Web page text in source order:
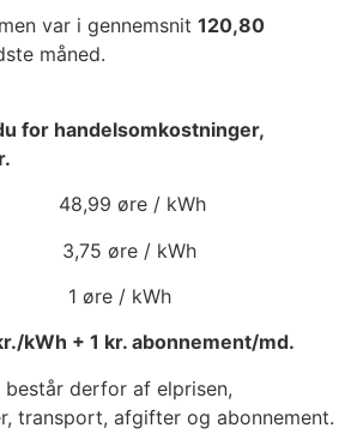
var i gennemsnit 120,80
måned.
for handelsomkostninger,
48,99 øre / kWh
3,75 øre / kWh
1 øre / kWh
kWh + 1 kr. abonnement/md.
består derfor af elprisen,
transport, afgifter og abonnement.